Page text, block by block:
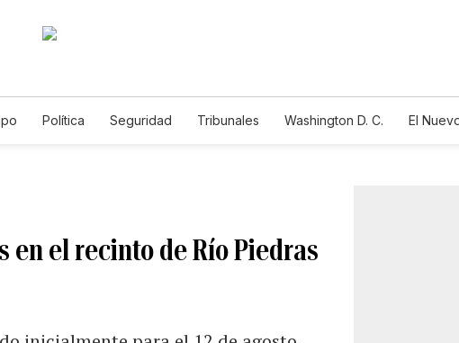
Política Seguridad Tribunales Washington D. C.
El
en el recinto de Río Piedras